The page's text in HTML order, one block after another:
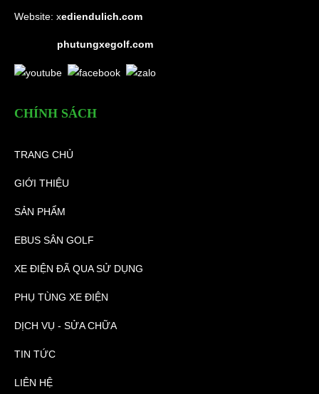
Website: xediendulich.com
phutungxegolf.com
CHÍNH SÁCH
TRANG CHỦ
GIỚI THIỆU
SẢN PHẨM
EBUS SÂN GOLF
XE ĐIỆN ĐÃ QUA SỬ DỤNG
PHỤ TÙNG XE ĐIỆN
DỊCH VỤ - SỬA CHỮA
TIN TỨC
LIÊN HỆ